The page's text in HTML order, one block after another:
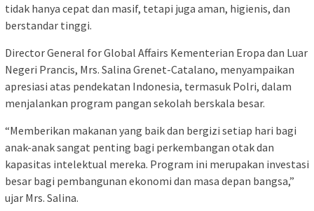
tidak hanya cepat dan masif, tetapi juga aman, higienis, dan
berstandar tinggi.
Director General for Global Affairs Kementerian Eropa dan Luar
Negeri Prancis, Mrs. Salina Grenet-Catalano, menyampaikan
apresiasi atas pendekatan Indonesia, termasuk Polri, dalam
menjalankan program pangan sekolah berskala besar.
“Memberikan makanan yang baik dan bergizi setiap hari bagi
anak-anak sangat penting bagi perkembangan otak dan
kapasitas intelektual mereka. Program ini merupakan investasi
besar bagi pembangunan ekonomi dan masa depan bangsa,”
ujar Mrs. Salina.